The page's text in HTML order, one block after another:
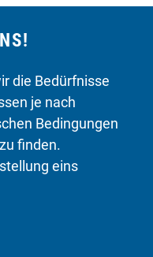
die Bedürfnisse
je nach
Bedingungen
finden.
eins